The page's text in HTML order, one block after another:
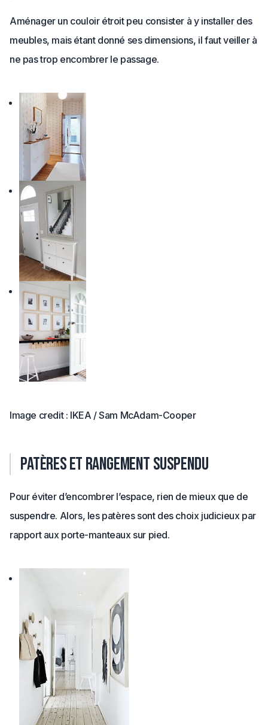
Aménager un couloir étroit peu consister à y installer des
meubles, mais étant donné ses dimensions, il faut veiller à
ne pas trop encombrer le passage.
Image credit : IKEA / Sam McAdam-Cooper
Patères et rangement suspendu
Pour éviter d’encombrer l’espace, rien de mieux que de
suspendre. Alors, les patères sont des choix judicieux par
rapport aux porte-manteaux sur pied.